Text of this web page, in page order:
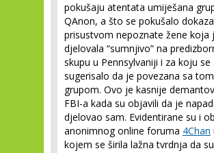
pokušaju atentata umiješana
QAnon, a što se pokušalo
prisustvom nepoznate žene koja
djelovala “sumnjivo” na
skupu u Pennsylvaniji i za koju se
sugerisalo da je povezana sa tom
grupom. Ovo je kasnije
FBI-a kada su objavili da je
djelovao sam. Evidentirane su i
anonimnog online foruma 4Chan
kojem se širila lažna tvrdnja da su